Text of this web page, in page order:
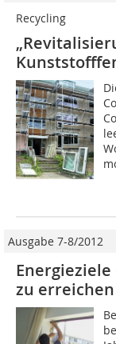
Recycling
Ausgabe 7-8/2012
zu erreichen